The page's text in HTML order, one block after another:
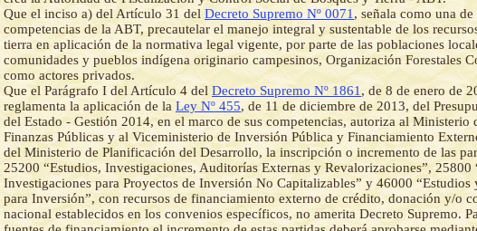
Que el inciso a) del Artículo 31 del Decreto Supremo Nº 0071 , señala como una de
competencias de la ABT, precautelar el manejo integral y sustentable de los
tierra en aplicación de la normativa legal vigente, por parte de las poblaciones
comunidades y pueblos indígena originario campesinos, Organización Forestales
como actores privados.
Que el Parágrafo I del Artículo 4 del Decreto Supremo Nº 1861 , de 8 de enero de
reglamenta la aplicación de la Ley Nº 455, de 11 de diciembre de 2013, del
del Estado - Gestión 2014, en el marco de sus competencias, autoriza al Ministerio
Finanzas Públicas y al Viceministerio de Inversión Pública y Financiamiento
del Ministerio de Planificación del Desarrollo, la inscripción o incremento de las
25200 “Estudios, Investigaciones, Auditorías Externas y Revalorizaciones”, 25800
Investigaciones para Proyectos de Inversión No Capitalizables” y 46000 “Estudios
para Inversión”, con recursos de financiamiento externo de crédito, donación y/o
nacional establecidos en los convenios específicos, no amerita Decreto Supremo.